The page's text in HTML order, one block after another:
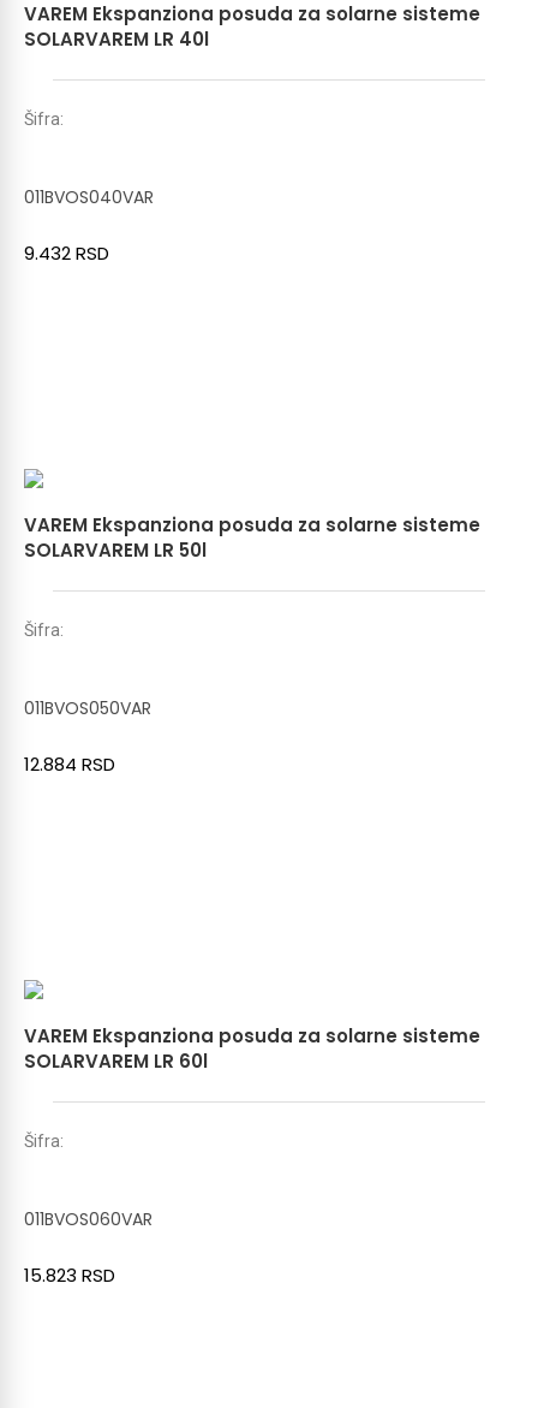
VAREM Ekspanziona posuda za solarne sisteme
SOLARVAREM LR 40l
Šifra:
011BVOS040VAR
9.432RSD
VAREM Ekspanziona posuda za solarne sisteme
SOLARVAREM LR 50l
Šifra:
011BVOS050VAR
12.884 RSD
VAREM Ekspanziona posuda za solarne sisteme
SOLARVAREM LR 60l
Šifra:
011BVOS060VAR
15.823 RSD